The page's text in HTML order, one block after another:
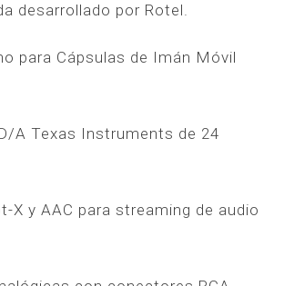
desarrollado por Rotel.
para Cápsulas de Imán Móvil
A Texas Instruments de 24
X y AAC para streaming de audio